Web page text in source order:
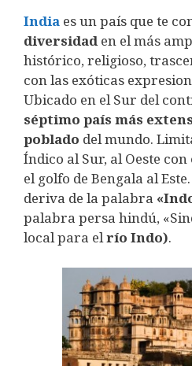
India es un país que te
diversidad en el más
histórico, religioso,
con las exóticas
Ubicado en el Sur del
séptimo país más
poblado del mundo.
Índico al Sur, al Oeste
el golfo de Bengala al Este.
deriva de la palabra
palabra persa hindú,
local para elrío Indo).